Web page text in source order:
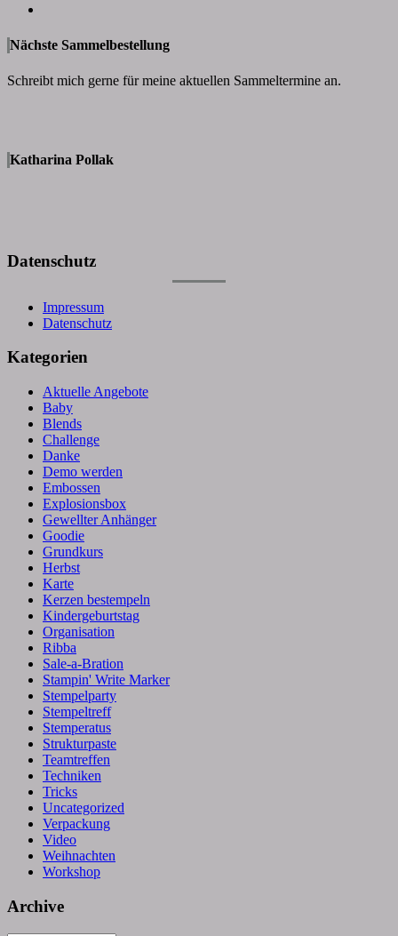
Nächste Sammelbestellung
Schreibt mich gerne für meine aktuellen Sammeltermine an.
Katharina Pollak
Datenschutz
Impressum
Datenschutz
Kategorien
Aktuelle Angebote
Baby
Blends
Challenge
Danke
Demo werden
Embossen
Explosionsbox
Gewellter Anhänger
Goodie
Grundkurs
Herbst
Karte
Kerzen bestempeln
Kindergeburtstag
Organisation
Ribba
Sale-a-Bration
Stampin' Write Marker
Stempelparty
Stempeltreff
Stemperatus
Strukturpaste
Teamtreffen
Techniken
Tricks
Uncategorized
Verpackung
Video
Weihnachten
Workshop
Archive